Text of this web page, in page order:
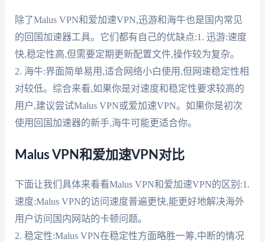
除了Malus VPN和爱加速VPN,迅游和海牛也是国内常见
的回国加速器工具。它们都有自己的优缺点:1. 迅游:速度
快,稳定性高,但需要定期更新配置文件,操作较为复杂。
2. 海牛:界面简单易用,适合网络小白使用,但网速稳定性相
对较低。综合来看,如果你是对速度和稳定性要求较高的
用户,建议尝试Malus VPN或爱加速VPN。如果你是初次
使用回国加速器的新手,海牛可能更适合你。
Malus VPN和爱加速VPN对比
下面让我们具体来看看Malus VPN和爱加速VPN的区别:1.
速度:Malus VPN的访问速度普遍更快,能更好地解决海外
用户访问国内网站的卡顿问题。
2. 稳定性:Malus VPN在稳定性方面略胜一筹,中断的情况